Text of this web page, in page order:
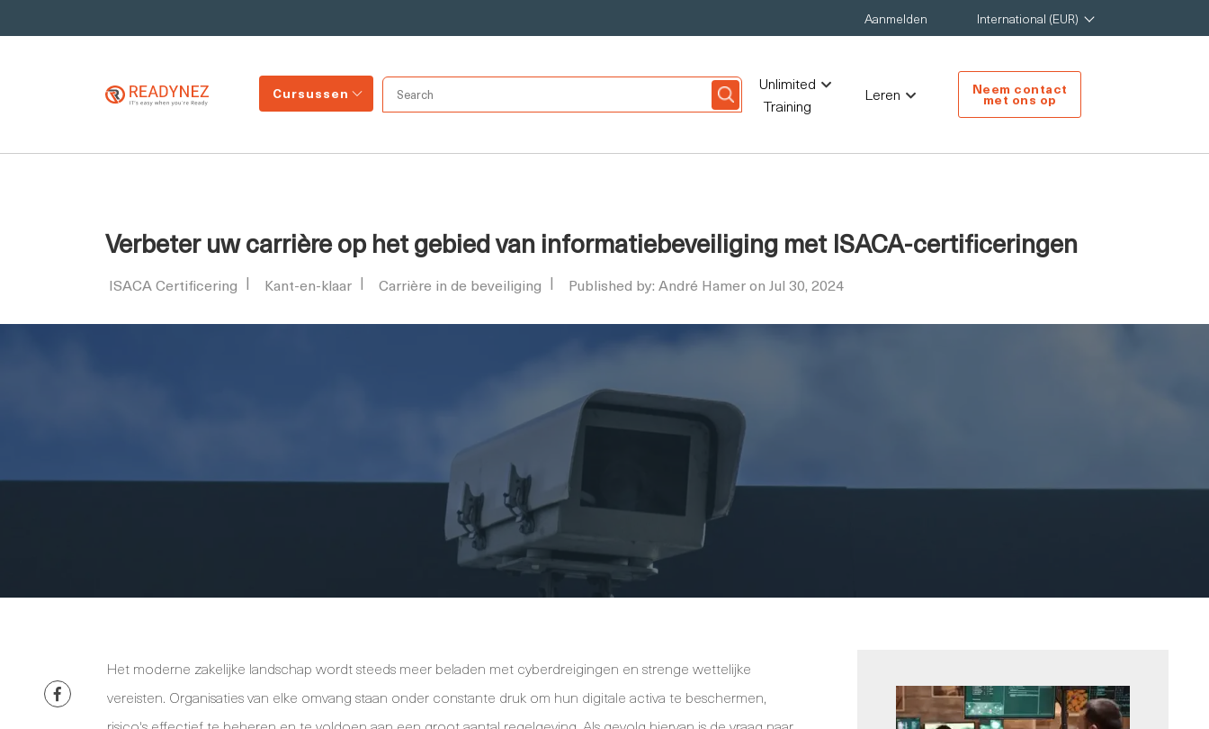
Aanmelden International (EUR)
Cursussen
Unlimited
Training
Leren Neem contact
met ons op
Verbeter uw carrière op het gebied van informatiebeveiliging met ISACA-certificeringen
ISACA Certificering Kant-en-klaar Carrière in de beveiliging Published by: André Hamer on Jul 30, 2024
Het moderne zakelijke landschap wordt steeds meer beladen met cyberdreigingen en strenge wettelijke
vereisten. Organisaties van elke omvang staan onder constante druk om hun digitale activa te beschermen,